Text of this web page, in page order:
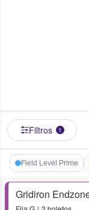
Filtros 1
Field Level Prime
Gridiron